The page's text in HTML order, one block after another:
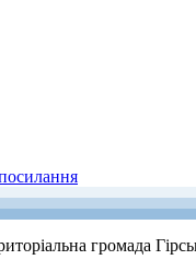
громада